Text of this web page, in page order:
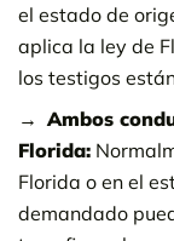
el estado de
aplica la ley de
los testigos
Ambos
Florida:
Florida o en el
demandado